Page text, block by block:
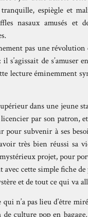
espiègle et
nasaux amusés et
pas une
s’agissait de s’amuser
lecture éminemment
dans une jeune
par son patron,
subvenir à ses
très bien réussi sa
projet, pour
cette simple fiche
et de tout ce qui va
n’a pas lieu d’être
culture pop en